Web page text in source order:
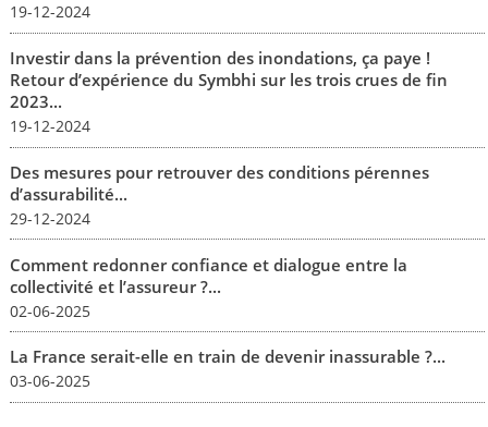
19-12-2024
Investir dans la prévention des inondations, ça paye !
Retour d’expérience du Symbhi sur les trois crues de fin
2023...
19-12-2024
Des mesures pour retrouver des conditions pérennes
d’assurabilité...
29-12-2024
Comment redonner confiance et dialogue entre la
collectivité et l’assureur ?...
02-06-2025
La France serait-elle en train de devenir inassurable ?...
03-06-2025